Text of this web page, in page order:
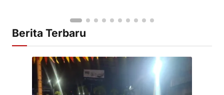
Berita Terbaru